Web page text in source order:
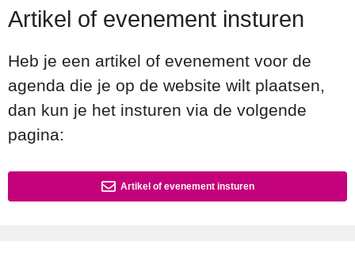
Artikel of evenement insturen
Heb je een artikel of evenement voor de
agenda die je op de website wilt plaatsen,
dan kun je het insturen via de volgende
pagina:
Artikel of evenement insturen